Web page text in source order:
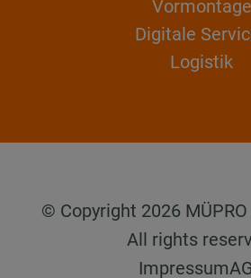
Vormontage
Digitale
Logistik
© Copyright 2026 MÜPRO
All rights
Impressum